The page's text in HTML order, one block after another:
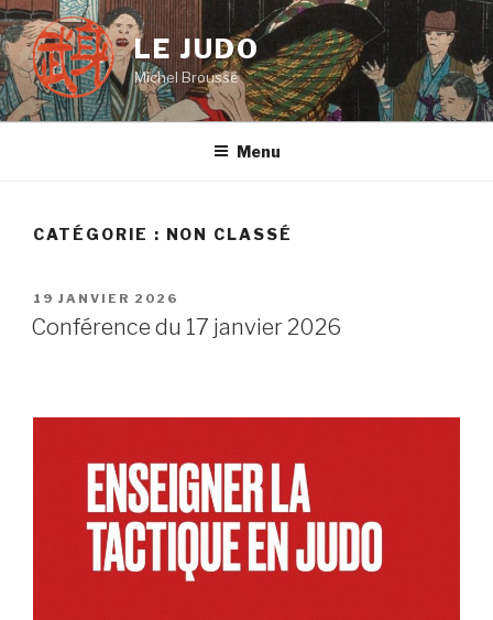
Aller
au
contenu
principal
LE JUDO
Michel Brousse
Menu
CATÉGORIE : NON CLASSÉ
PUBLIÉ
LE
19 JANVIER 2026
Conférence du 17 janvier 2026